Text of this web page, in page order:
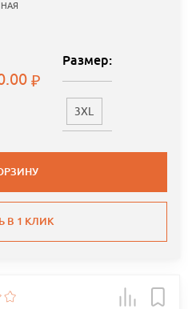
Размер:
3XL
В 1 КЛИК